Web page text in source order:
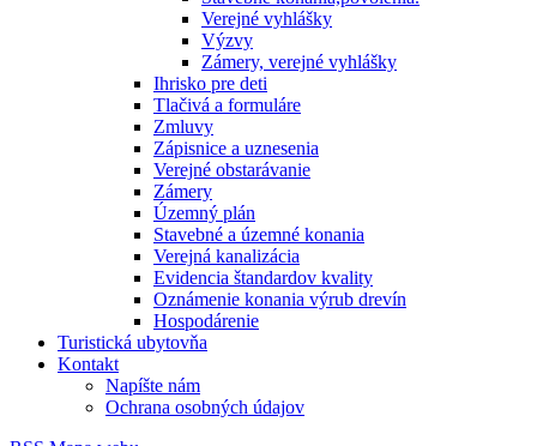
Verejné vyhlášky
Výzvy
Zámery, verejné vyhlášky
Ihrisko pre deti
Tlačivá a formuláre
Zmluvy
Zápisnice a uznesenia
Verejné obstarávanie
Zámery
Územný plán
Stavebné a územné konania
Verejná kanalizácia
Evidencia štandardov kvality
Oznámenie konania výrub drevín
Hospodárenie
Turistická ubytovňa
Kontakt
Napíšte nám
Ochrana osobných údajov